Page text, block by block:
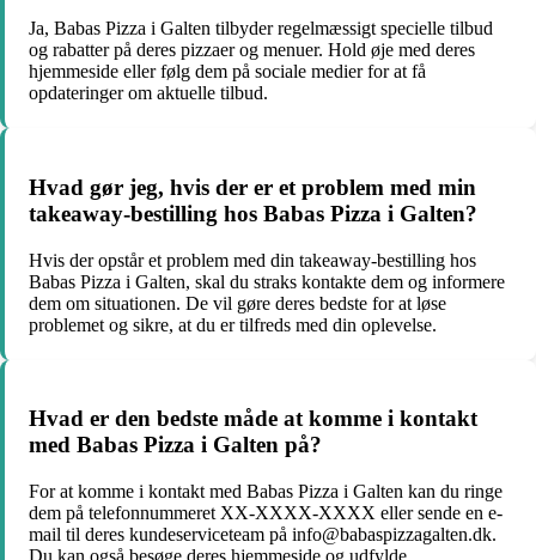
Ja, Babas Pizza i Galten tilbyder regelmæssigt specielle tilbud
og rabatter på deres pizzaer og menuer. Hold øje med deres
hjemmeside eller følg dem på sociale medier for at få
opdateringer om aktuelle tilbud.
Hvad gør jeg, hvis der er et problem med min
takeaway-bestilling hos Babas Pizza i Galten?
Hvis der opstår et problem med din takeaway-bestilling hos
Babas Pizza i Galten, skal du straks kontakte dem og informere
dem om situationen. De vil gøre deres bedste for at løse
problemet og sikre, at du er tilfreds med din oplevelse.
Hvad er den bedste måde at komme i kontakt
med Babas Pizza i Galten på?
For at komme i kontakt med Babas Pizza i Galten kan du ringe
dem på telefonnummeret XX-XXXX-XXXX eller sende en e-
mail til deres kundeserviceteam på info@babaspizzagalten.dk.
Du kan også besøge deres hjemmeside og udfylde